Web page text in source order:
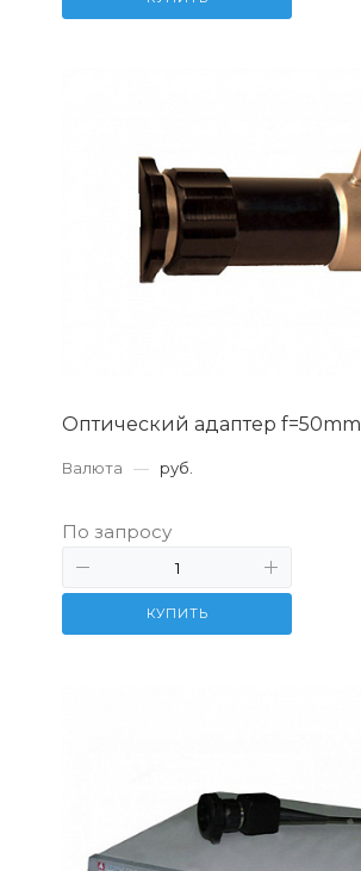
Оптический адаптер f=50mm
Валюта — руб.
По запросу
КУПИТЬ